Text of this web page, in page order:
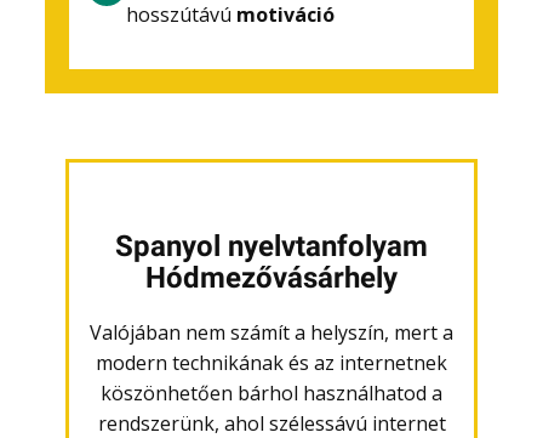
hosszútávú motiváció
Spanyol nyelvtanfolyam
Hódmezővásárhely
Valójában nem számít a helyszín, mert a
modern technikának és az internetnek
köszönhetően bárhol használhatod a
rendszerünk, ahol szélessávú internet